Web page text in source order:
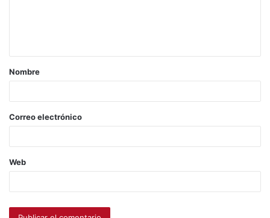
Nombre
Correo electrónico
Web